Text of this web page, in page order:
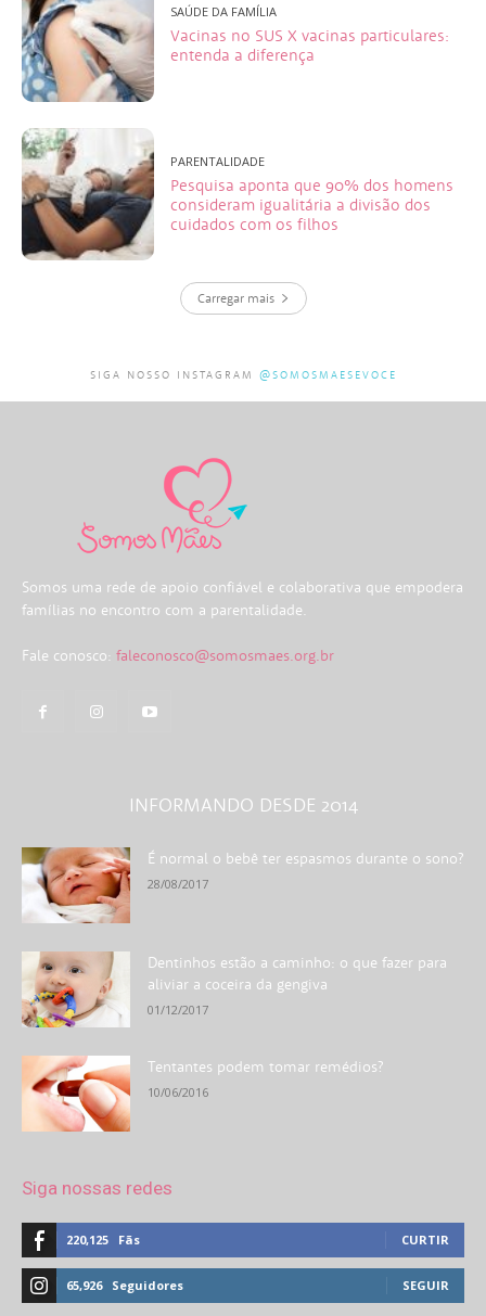
SAÚDE DA FAMÍLIA
Vacinas no SUS X vacinas particulares:
entenda a diferença
PARENTALIDADE
Pesquisa aponta que 90% dos homens
consideram igualitária a divisão dos
cuidados com os filhos
Carregar mais
SIGA NOSSO INSTAGRAM @SOMOSMAESEVOCE
Somos uma rede de apoio confiável e colaborativa que empodera
famílias no encontro com a parentalidade.
Fale conosco: faleconosco@somosmaes.org.br
INFORMANDO DESDE 2014
É normal o bebê ter espasmos durante o sono?
28/08/2017
Dentinhos estão a caminho: o que fazer para
aliviar a coceira da gengiva
01/12/2017
Tentantes podem tomar remédios?
10/06/2016
Siga nossas redes
220,125 Fãs CURTIR
65,926 Seguidores SEGUIR